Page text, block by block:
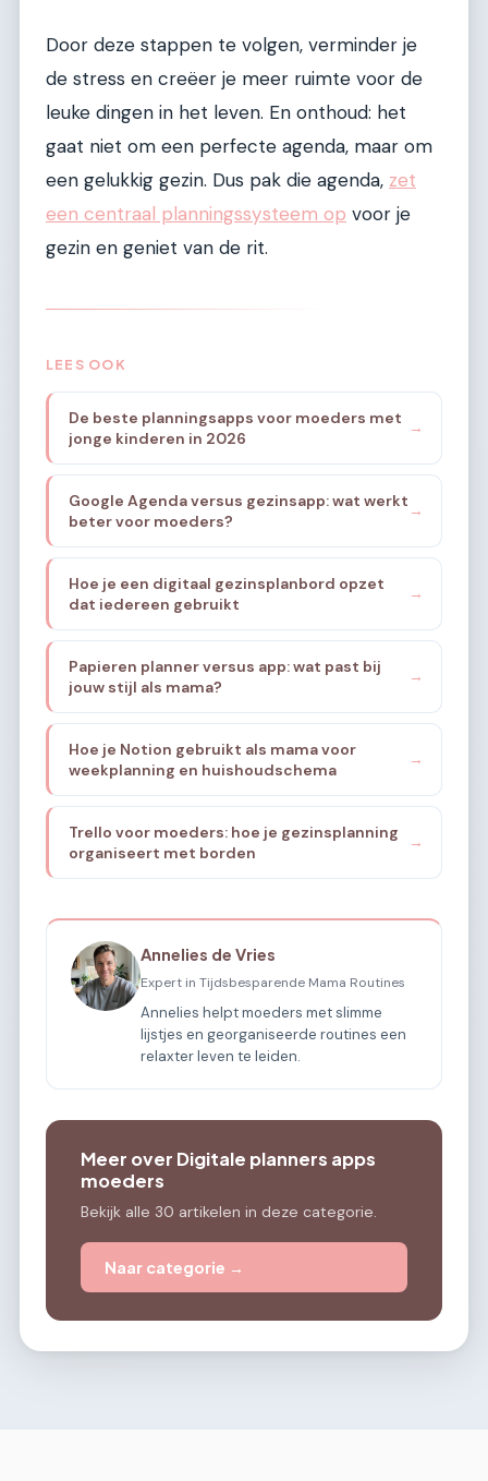
Door deze stappen te volgen, verminder je
de stress en creëer je meer ruimte voor de
leuke dingen in het leven. En onthoud: het
gaat niet om een perfecte agenda, maar om
een gelukkig gezin. Dus pak die agenda, zet
een centraal planningssysteem op voor je
gezin en geniet van de rit.
LEES OOK
De beste planningsapps voor moeders met
jonge kinderen in 2026
→
Google Agenda versus gezinsapp: wat werkt
beter voor moeders?
→
Hoe je een digitaal gezinsplanbord opzet
dat iedereen gebruikt
→
Papieren planner versus app: wat past bij
jouw stijl als mama?
→
Hoe je Notion gebruikt als mama voor
weekplanning en huishoudschema
→
Trello voor moeders: hoe je gezinsplanning
organiseert met borden
→
Annelies de Vries
Expert in Tijdsbesparende Mama Routines
Annelies helpt moeders met slimme
lijstjes en georganiseerde routines een
relaxter leven te leiden.
Meer over Digitale planners apps
moeders
Bekijk alle 30 artikelen in deze categorie.
Naar categorie →